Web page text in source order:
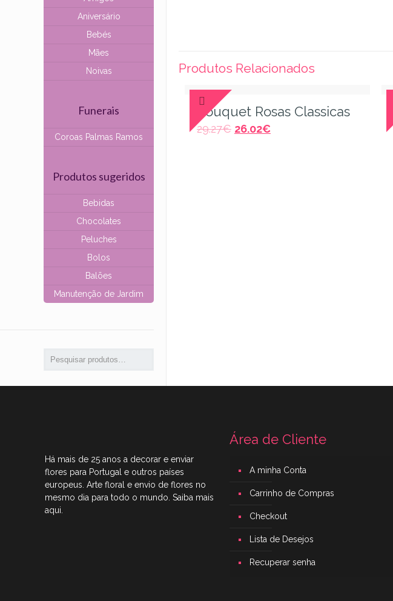
Produtos Relacionados
Bouquet Rosas Classicas
29.27€ 26.02€
Aniversário
Bebés
Mães
Noivas
Funerais
Coroas Palmas Ramos
Produtos sugeridos
Bebidas
Chocolates
Peluches
Bolos
Balões
Manutenção de Jardim
Há mais de 25 anos a decorar e enviar
flores para Portugal e outros países
europeus. Arte floral e envio de flores no
mesmo dia para todo o mundo. Saiba mais
aqui
Área de Cliente
A minha Conta
Carrinho de Compras
Checkout
Lista de Desejos
Recuperar senha